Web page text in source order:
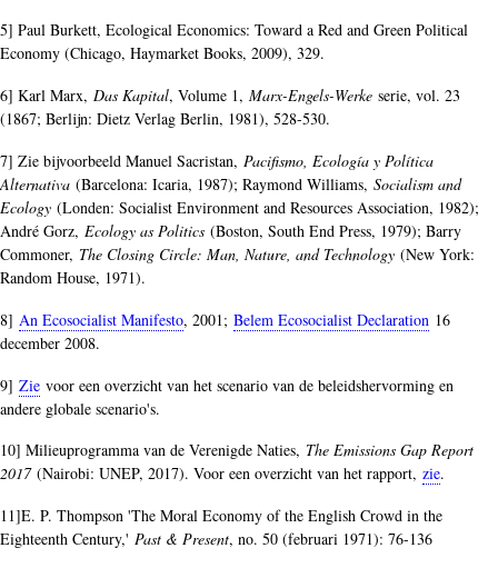
5] Paul Burkett, Ecological Economics: Toward a Red and Green Political
Economy (Chicago, Haymarket Books, 2009), 329.
6] Karl Marx, Das Kapital, Volume 1, Marx-Engels-Werke serie, vol. 23
(1867; Berlijn: Dietz Verlag Berlin, 1981), 528-530.
7] Zie bijvoorbeeld Manuel Sacristan, Pacifismo, Ecología y Política
Alternativa (Barcelona: Icaria, 1987); Raymond Williams, Socialism and
Ecology (Londen: Socialist Environment and Resources Association, 1982);
André Gorz, Ecology as Politics (Boston, South End Press, 1979); Barry
Commoner, The Closing Circle: Man, Nature, and Technology (New York:
Random House, 1971).
8] An Ecosocialist Manifesto, 2001; Belem Ecosocialist Declaration 16
december 2008.
9] Zie voor een overzicht van het scenario van de beleidshervorming en
andere globale scenario's.
10] Milieuprogramma van de Verenigde Naties, The Emissions Gap Report
2017(Nairobi: UNEP, 2017). Voor een overzicht van het rapport, zie.
11]E. P. Thompson 'The Moral Economy of the English Crowd in the
Eighteenth Century,' Past & Present, no. 50 (februari 1971): 76-136